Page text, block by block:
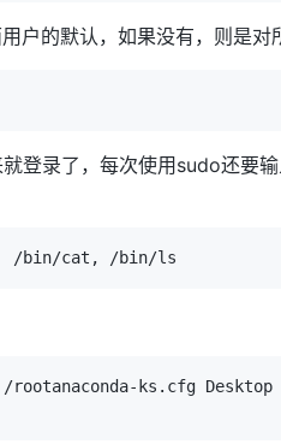
户的默认，如果没有，则是对
登录了，每次使用sudo还要